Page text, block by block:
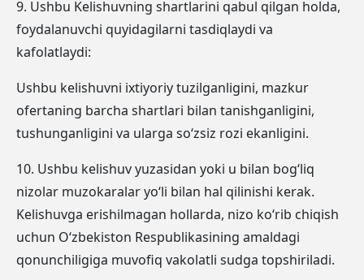
9. Ushbu Kelishuvning shartlarini qabul qilgan holda,
foydalanuvchi quyidagilarni tasdiqlaydi va
kafolatlaydi:
Ushbu kelishuvni ixtiyoriy tuzilganligini, mazkur
ofertaning barcha shartlari bilan tanishganligini,
tushunganligini va ularga so‘zsiz rozi ekanligini.
10. Ushbu kelishuv yuzasidan yoki u bilan bog‘liq
nizolar muzokaralar yo‘li bilan hal qilinishi kerak.
Kelishuvga erishilmagan hollarda, nizo ko‘rib chiqish
uchun O‘zbekiston Respublikasining amaldagi
qonunchiligiga muvofiq vakolatli sudga topshiriladi.